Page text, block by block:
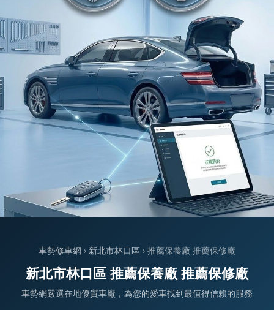
車勢修車網 › 新北市林口區 › 推薦保養廠 推薦保修廠
新北市林口區 推薦保養廠 推薦保修廠
車勢網嚴選在地優質車廠，為您的愛車找到最值得信賴的服務